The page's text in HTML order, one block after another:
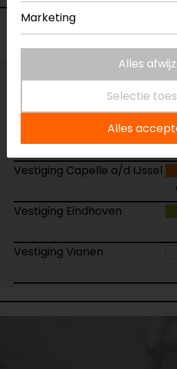
Voorraad
Vestiging Apeldoorn
Vestiging Capelle a/d IJssel
Vestiging Eindhoven
Vestiging Vianen
Marketing
Alles
Selectie
Alles